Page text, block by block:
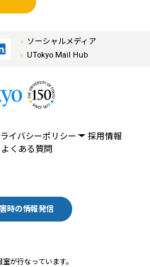
ソーシャルメディア
UTokyo Mail Hub
イバシーポリシー
採用情報
よくある質問
時の情報発信
が行なっています。